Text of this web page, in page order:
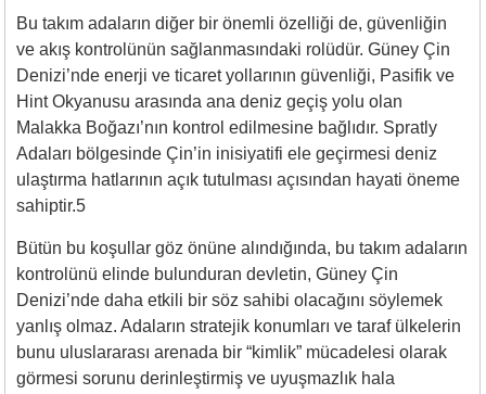
Bu takım adaların diğer bir önemli özelliği de, güvenliğin
ve akış kontrolünün sağlanmasındaki rolüdür. Güney Çin
Denizi’nde enerji ve ticaret yollarının güvenliği, Pasifik ve
Hint Okyanusu arasında ana deniz geçiş yolu olan
Malakka Boğazı’nın kontrol edilmesine bağlıdır. Spratly
Adaları bölgesinde Çin’in inisiyatifi ele geçirmesi deniz
ulaştırma hatlarının açık tutulması açısından hayati öneme
sahiptir.5
Bütün bu koşullar göz önüne alındığında, bu takım adaların
kontrolünü elinde bulunduran devletin, Güney Çin
Denizi’nde daha etkili bir söz sahibi olacağını söylemek
yanlış olmaz. Adaların stratejik konumları ve taraf ülkelerin
bunu uluslararası arenada bir “kimlik” mücadelesi olarak
görmesi sorunu derinleştirmiş ve uyuşmazlık hala